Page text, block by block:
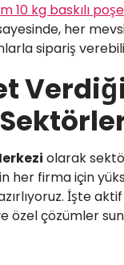
10 kg baskılı
her
sipariş
olarak
her firma için
İşte
özel çözümler